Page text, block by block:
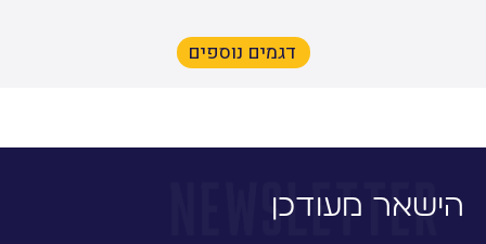
דגמים נוספים
הישאר מעודכן